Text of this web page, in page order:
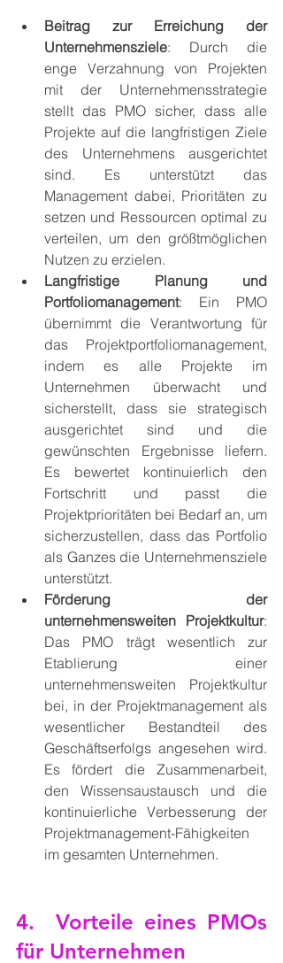
Beitrag zur Erreichung der
Unternehmensziele: Durch die
enge Verzahnung von Projekten
mit der Unternehmensstrategie
stellt das PMO sicher, dass alle
Projekte auf die langfristigen Ziele
des Unternehmens ausgerichtet
sind. Es unterstützt das
Management dabei, Prioritäten zu
setzen und Ressourcen optimal zu
verteilen, um den größtmöglichen
Nutzen zu erzielen.
Langfristige Planung und
Portfoliomanagement: Ein PMO
übernimmt die Verantwortung für
das Projektportfoliomanagement,
indem es alle Projekte im
Unternehmen überwacht und
sicherstellt, dass sie strategisch
ausgerichtet sind und die
gewünschten Ergebnisse liefern.
Es bewertet kontinuierlich den
Fortschritt und passt die
Projektprioritäten bei Bedarf an, um
sicherzustellen, dass das Portfolio
als Ganzes die Unternehmensziele
unterstützt.
Förderung der
unternehmensweiten Projektkultur:
Das PMO trägt wesentlich zur
Etablierung einer
unternehmensweiten Projektkultur
bei, in der Projektmanagement als
wesentlicher Bestandteil des
Geschäftserfolgs angesehen wird.
Es fördert die Zusammenarbeit,
den Wissensaustausch und die
kontinuierliche Verbesserung der
Projektmanagement-Fähigkeiten
im gesamten Unternehmen.
4.  Vorteile eines PMOs
für Unternehmen